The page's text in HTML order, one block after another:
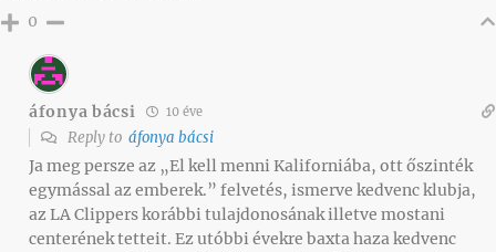
0
áfonya bácsi 10 éve
Reply to áfonya bácsi
Ja meg persze az „El kell menni Kaliforniába, ott őszinték
egymással az emberek.” felvetés, ismerve kedvenc klubja,
az LA Clippers korábbi tulajdonosának illetve mostani
centerének tetteit. Ez utóbbi évekre baxta haza kedvenc